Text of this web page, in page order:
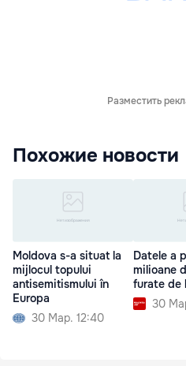
Разместить
Похожие новости
Moldova s-a situat la
mijlocul topului
antisemitismului în
Europa
30 Мар. 12:40
Datele a
milioane
furate de
30